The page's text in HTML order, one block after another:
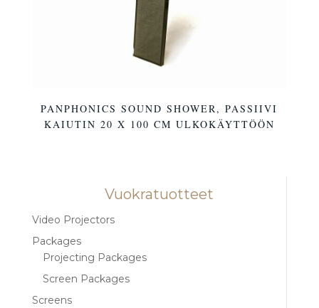
PANPHONICS SOUND SHOWER, PASSIIVI
KAIUTIN 20 X 100 CM ULKOKÄYTTÖÖN
Vuokratuotteet
Video Projectors
Packages
Projecting Packages
Screen Packages
Screens